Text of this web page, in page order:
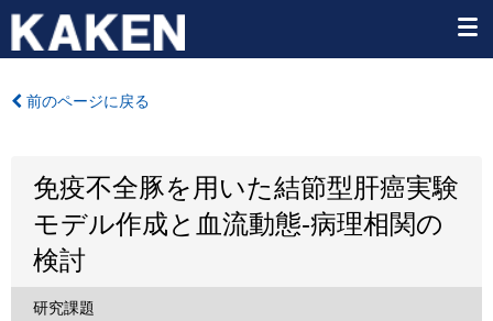
前のページに戻る
免疫不全豚を用いた結節型肝癌実験
モデル作成と血流動態-病理相関の
検討
研究課題